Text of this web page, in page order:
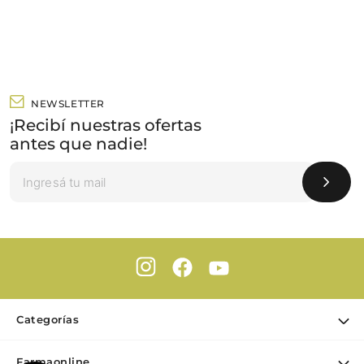
NEWSLETTER
¡Recibí nuestras ofertas
antes que nadie!
Categorías